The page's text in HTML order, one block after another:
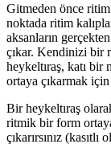
Gitmeden önce ritim
noktada ritim
aksanların
çıkar. Kendinizi bir
heykeltıraş, katı
ortaya çıkarmak
Bir heykeltıraş
ritmik bir form
çıkarırsınız